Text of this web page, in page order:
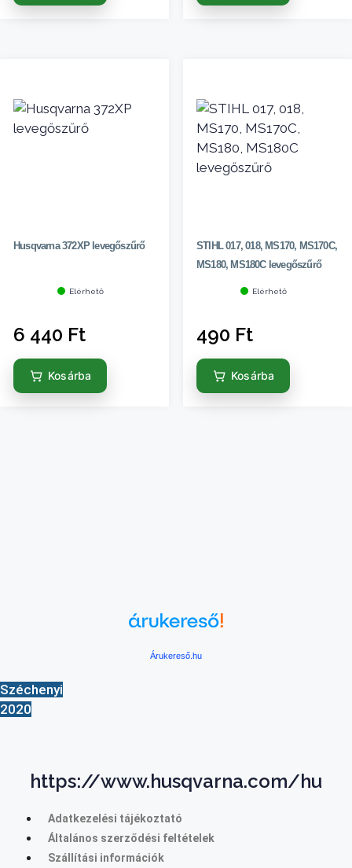
Husqvarna 372XP levegőszűrő
Elérhető
6 440 Ft
Kosárba
STIHL 017, 018, MS170, MS170C,
MS180, MS180C levegőszűrő
Elérhető
490 Ft
Kosárba
Árukereső.hu
Széchenyi
2020
https://www.husqvarna.com/hu
Adatkezelési tájékoztató
Általános szerződési feltételek
Szállítási információk